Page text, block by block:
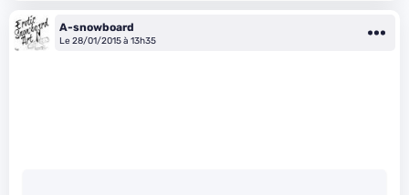
A-snowboard
Le 28/01/2015 à 13h35